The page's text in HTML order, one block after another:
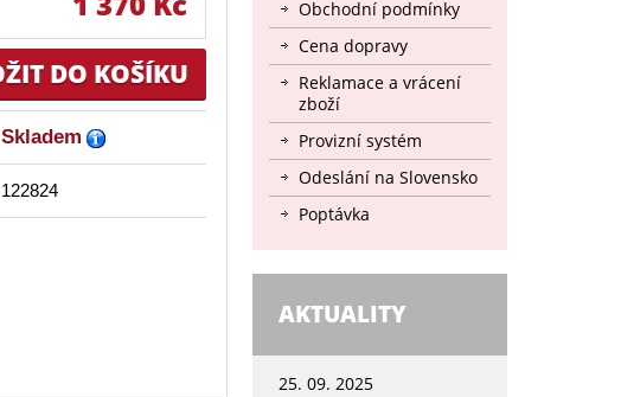
Skladem
122824
Obchodní podmínky
Cena dopravy
Reklamace a vrácení
zboží
Provizní systém
Odeslání na Slovensko
Poptávka
AKTUALITY
25. 09. 2025